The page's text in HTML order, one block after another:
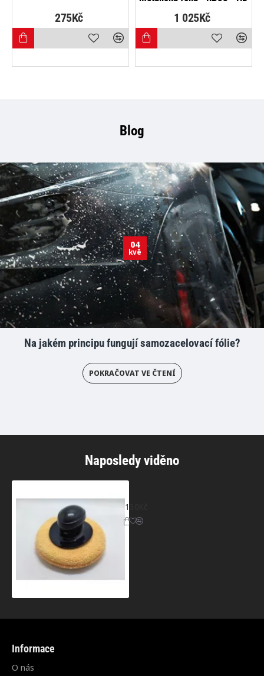
275Kč 1 025Kč
Blog
04
kvě
Na jakém principu fungují samozacelovací fólie?
POKRAČOVAT VE ČTENÍ
Naposledy viděno
130Kč
Informace
O nás